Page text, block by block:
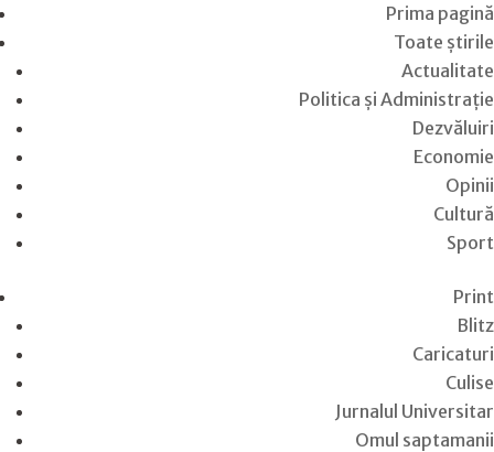
Prima pagină
Toate știrile
Actualitate
Politica și Administrație
Dezvăluiri
Economie
Opinii
Cultură
Sport
Print
Blitz
Caricaturi
Culise
Jurnalul Universitar
Omul saptamanii